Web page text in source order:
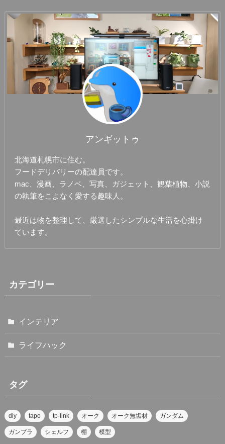
アンギットゥ
北海道札幌市に住む。
フードデリバリーの配達員です。
mac、漫画、ラノベ、写真、ガジェット、観葉植物、小説
の執筆をこよなく愛する趣味人。
最近は物を整理して、厳選したシンプルな生活を心掛け
ています。
カテゴリー
インテリア
ライフハック
タグ
diy tapo tp-link オーク オーク無垢材 ガンダム
ガンプラ シェルフ 棚 模型